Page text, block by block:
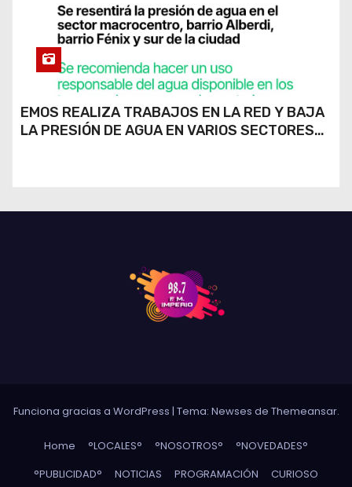
EMOS REALIZA TRABAJOS EN LA RED Y BAJA
LA PRESIÓN DE AGUA EN VARIOS SECTORES
Funciona gracias a WordPress | Tema: Newses de Themeansar.
Home °LOCALES° °NOSOTROS°
°NOVEDADES°
°PUBLICIDAD°
NOTICIAS PROGRAMACIÓN CURIOSO